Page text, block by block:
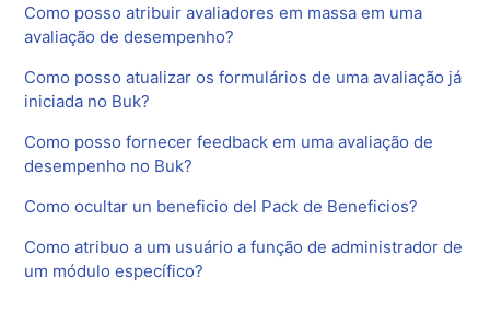
Como posso atribuir avaliadores em massa em uma
avaliação de desempenho?
Como posso atualizar os formulários de uma avaliação já
iniciada no Buk?
Como posso fornecer feedback em uma avaliação de
desempenho no Buk?
Como ocultar un beneficio del Pack de Beneficios?
Como atribuo a um usuário a função de administrador de
um módulo específico?